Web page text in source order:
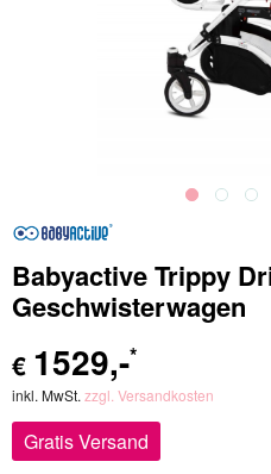
Babyactive Trippy
Geschwisterwagen
€ 1529,-*
inkl. MwSt. zzgl. Versandkosten
Gratis Versand